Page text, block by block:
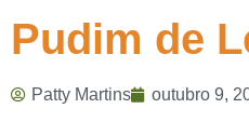
Pudim de
Patty Martins outubro 9,